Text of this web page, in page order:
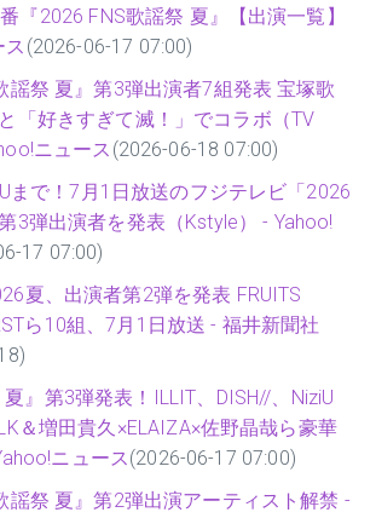
『2026 FNS歌謡祭 夏』【出演一覧】
ス (2026-06-17 07:00)
謡祭 夏』第3弾出演者7組発表 宝塚歌
「好きすぎて滅！」でコラボ（TV
ニュース (2026-06-18 07:00)
まで！7月1日放送のフジテレビ「2026
3弾出演者を発表（Kstyle） - Yahoo!
17 07:00)
夏、出演者第2弾を発表 FRUITS
ら10組、7月1日放送 - 福井新聞社
夏』第3弾発表！ILLIT、DISH//、NiziU
＆増田貴久×ELAIZA×佐野晶哉ら豪華
ニュース(2026-06-17 07:00)
謡祭 夏』第2弾出演アーティスト解禁 -